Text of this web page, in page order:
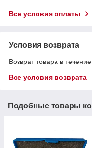
Все условия оплаты
Условия возврата
Возврат товара в
Все условия возврата
Подобные товары